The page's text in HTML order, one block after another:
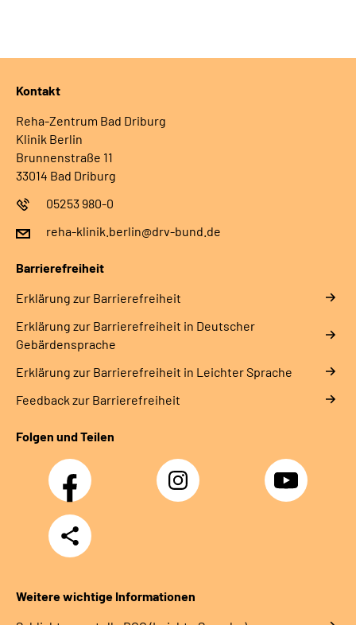
Kontakt
Reha-Zentrum Bad Driburg
Klinik Berlin
Brunnenstraße 11
33014 Bad Driburg
05253 980-0
reha-klinik.berlin@drv-bund.de
Barrierefreiheit
Erklärung zur Barrierefreiheit
Erklärung zur Barrierefreiheit in Deutscher
Gebärdensprache
Erklärung zur Barrierefreiheit in Leichter Sprache
Feedback zur Barrierefreiheit
Folgen und Teilen
Facebook Instagram YouTube
Teilen
Weitere wichtige Informationen